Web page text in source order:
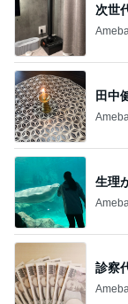
次世
田中
生理
診察